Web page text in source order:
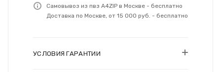
Самовывоз из пвз A4ZIP в Москве - бесплатно
Доставка по Москве, от 15 000 руб. - бесплатно
УСЛОВИЯ ГАРАНТИИ